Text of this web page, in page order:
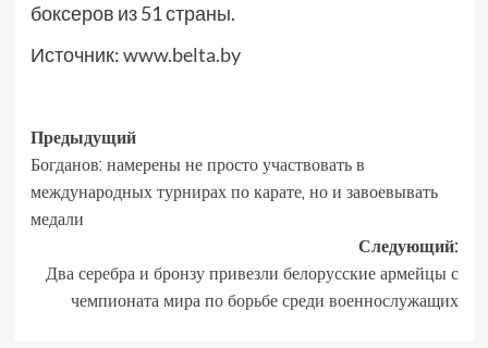
боксеров из 51 страны.
Источник:www.belta.by
Предыдущий
Богданов: намерены не просто участвовать в
международных турнирах по карате, но и завоевывать
медали
Следующий:
Два серебра и бронзу привезли белорусские армейцы с
чемпионата мира по борьбе среди военнослужащих